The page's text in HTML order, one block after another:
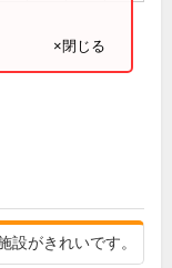
×閉じる
設がきれいです。